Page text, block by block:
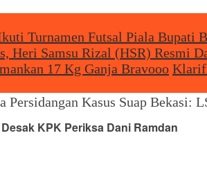
Turnamen Futsal Piala Bupati
Heri Samsu Rizal (HSR) Resmi
17 Kg Ganja Bravooo
Persidangan Kasus Suap Bekasi:
KPK Periksa Dani Ramdan